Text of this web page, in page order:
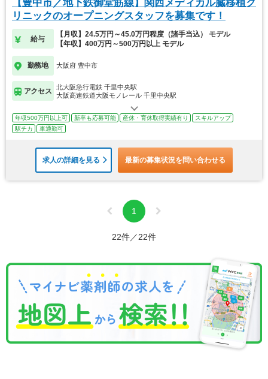
【豊中市／地下鉄御堂筋線】関西メディカル臓移植ク
リニックのオープニングスタッフを募集です！
給与
【月収】24.5万円～45.0万円程度（諸手当込） モデル
【年収】400万円～500万円以上 モデル
勤務地 大阪府 豊中市
アクセス
北大阪急行電鉄 千里中央駅
大阪高速鉄道大阪モノレール 千里中央駅
年収500万円以上可 新卒も応募可能 産休・育休取得実績有り
スキルアップ
駅チカ
車通勤可
求人の詳細を見る 最新の募集状況を問い合わせる
1
22件／22件